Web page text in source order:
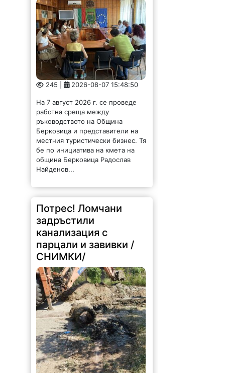
245 | 2026-08-07 15:48:50
На 7 август 2026 г. се проведе
работна среща между
ръководството на Община
Берковица и представители на
местния туристически бизнес. Тя
бе по инициатива на кмета на
община Берковица Радослав
Найденов...
Потрес! Ломчани
задръстили
канализация с
парцали и завивки /
СНИМКИ/